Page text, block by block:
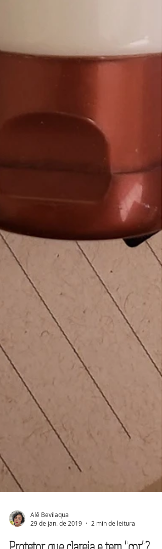
29 de jan. de 2019
2 min de leitura